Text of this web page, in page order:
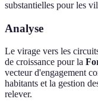
substantielles pour les
Analyse
Le virage vers les
de croissance pour la
vecteur d'engagement
habitants et la gestion
relever.